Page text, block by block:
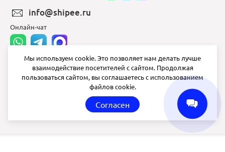
info@shipee.ru
Онлайн-чат
info@shipee.ru
СБ ВС выходной
Мы используем cookie. Это позволяет нам делать лучше
взаимодействие посетителей с сайтом. Продолжая
пользоваться сайтом, вы соглашаетесь с использованием
файлов cookie.
Согласен